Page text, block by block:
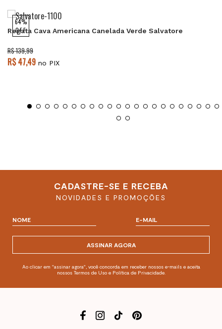
64%
OFF
Regata Cava Americana Canelada Verde Salvatore
R$ 139,99
R$ 47,49 no PIX
CADASTRE-SE E RECEBA
NOVIDADES E PROMOÇÕES
ASSINAR AGORA
Ao clicar em "assinar agora", você concorda em receber nossos e-mails e aceita
nossos Termos de Uso e Política de Privacidade.